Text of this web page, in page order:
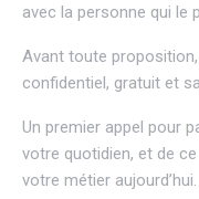
avec la personne qui le
Avant toute
confidentiel, gratuit et
Un premier appel pour
votre quotidien, et de
votre métier aujourd’hui.